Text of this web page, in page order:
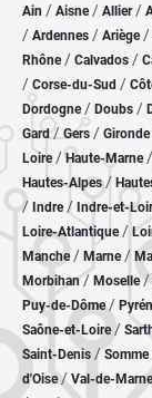
Ain / Aisne/ Allier/
/ Ardennes / Ariège/
Rhône/ Calvados /
/ Corse-du-Sud /
Dordogne/ Doubs /
Gard/Gers / Gironde
Loire/Haute-Marne/
Hautes-Alpes/
/ Indre/ Indre-et-
Loire-Atlantique/
Manche/ Marne/
Morbihan/ Moselle/
Puy-de-Dôme/
Saône-et-Loire/
Saint-Denis /Somme
d'Oise/ Val-de-Marne